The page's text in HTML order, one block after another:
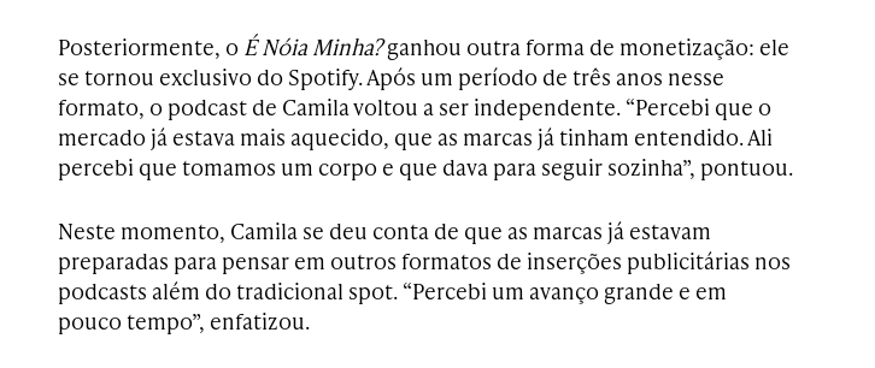
Posteriormente, o É Nóia Minha?ganhou outra forma de monetização: ele
se tornou exclusivo do Spotify. Após um período de três anos nesse
formato, o podcast de Camila voltou a ser independente. “Percebi que o
mercado já estava mais aquecido, que as marcas já tinham entendido. Ali
percebi que tomamos um corpo e que dava para seguir sozinha”, pontuou.
Neste momento, Camila se deu conta de que as marcas já estavam
preparadas para pensar em outros formatos de inserções publicitárias nos
podcasts além do tradicional spot. “Percebi um avanço grande e em
pouco tempo”, enfatizou.